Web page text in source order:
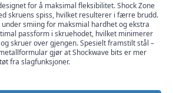
for å maksimal fleksibilitet. Shock Zone
skruens spiss, hvilket resulterer i færre brudd.
smiing for maksmial hardhet og ekstra
passform i skruehodet, hvilket minimerer
skruer over gjengen. Spesielt framstilt stål –
gjør at Shockwave bits er mer
fra slagfunksjoner.